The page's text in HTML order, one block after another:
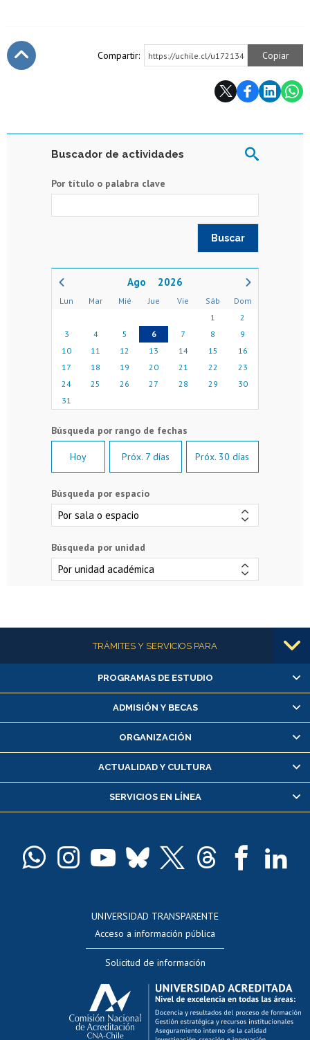
Compartir: https://uchile.cl/u172134 Copiar
Buscador de actividades
Por título o palabra clave
2026
Lun Mar Mié Jue Vie Sáb
Dom
1
2
3
4 5 6 7 8
9
10
11 12 13 14 15
16
17
18 19 20 21 22
23
24
25 26 27 28 29
30
31
Hoy Próx. 7 días Próx. 30 días
Búsqueda por espacio
Búsqueda por unidad
Más informaciónTRÁMITES Y SERVICIOS PARA
Alumnas/os y exalumnas/os
Matrícula en línea
Inscripción y cambio de asignaturas
Consulta y certificado de notas
Servicio médico y dental
Pago de arancel y crédito alumnos
Docentes
Evaluación docente
Calificación académica
Postulación al AUCAI
Funcionarias/os
PROGRAMAS DE ESTUDIO
ADMISIÓN Y BECAS
ORGANIZACIÓN
ACTUALIDAD Y CULTURA
SERVICIOS EN LÍNEA
UNIVERSIDAD TRANSPARENTE
Acceso a información pública
Solicitud de información